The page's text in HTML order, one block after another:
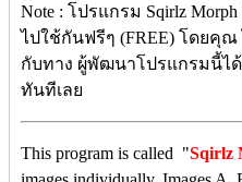
Note : โปรแกรม Sqirlz
ไปใช้กันฟรีๆ (FREE) โดยคุ
กับทาง ผู้พัฒนาโปรแกรมนี้ได้
ทันทีเลย
This program is called "Sqirlz